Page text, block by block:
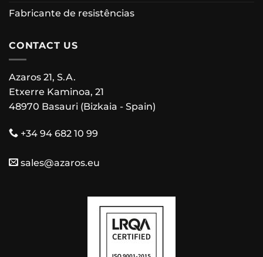
Fabricante de resistências
CONTACT US
Azaros 21, S.A.
Etxerre Kaminoa, 21
48970 Basauri (Bizkaia - Spain)
+34 94 682 10 99
sales@azaros.eu